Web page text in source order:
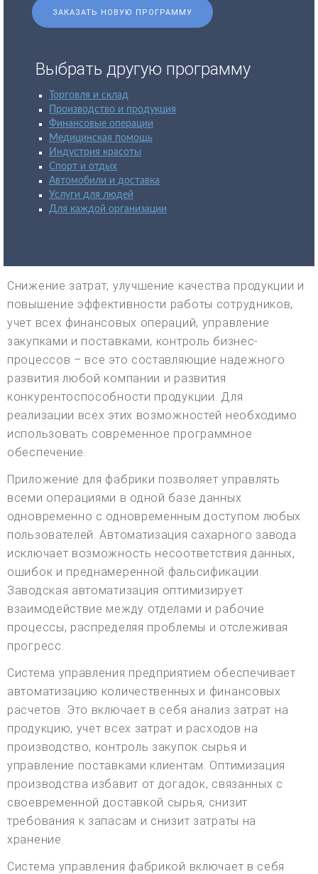
ЗАКАЗАТЬ НОВУЮ ПРОГРАММУ
Выбрать другую программу
Торговля и склад
Производство и продукция
Финансовые операции
Медицинская помощь
Индустрия красоты
Спорт и отдых
Автомобили и доставка
Услуги для людей
Для каждой организации
Снижение затрат, улучшение качества продукции и
повышение эффективности работы сотрудников,
учет всех финансовых операций, управление
закупками и поставками, контроль бизнес-
процессов – все это составляющие надежного
развития любой компании и развития
конкурентоспособности продукции. Для
реализации всех этих возможностей необходимо
использовать современное программное
обеспечение.
Приложение для фабрики позволяет управлять
всеми операциями в одной базе данных
одновременно с одновременным доступом любых
пользователей. Автоматизация сахарного завода
исключает возможность несоответствия данных,
ошибок и преднамеренной фальсификации.
Заводская автоматизация оптимизирует
взаимодействие между отделами и рабочие
процессы, распределяя проблемы и отслеживая
прогресс.
Система управления предприятием обеспечивает
автоматизацию количественных и финансовых
расчетов. Это включает в себя анализ затрат на
продукцию, учет всех затрат и расходов на
производство, контроль закупок сырья и
управление поставками клиентам. Оптимизация
производства избавит от догадок, связанных с
своевременной доставкой сырья, снизит
требования к запасам и снизит затраты на
хранение.
Система управления фабрикой включает в себя